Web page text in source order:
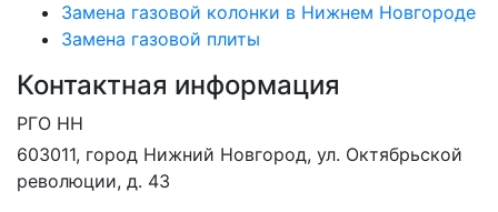
Замена газовой колонки в Нижнем Новгороде
Замена газовой плиты
Контактная информация
РГО НН
603011, город Нижний Новгород, ул. Октябрьской
революции, д. 43